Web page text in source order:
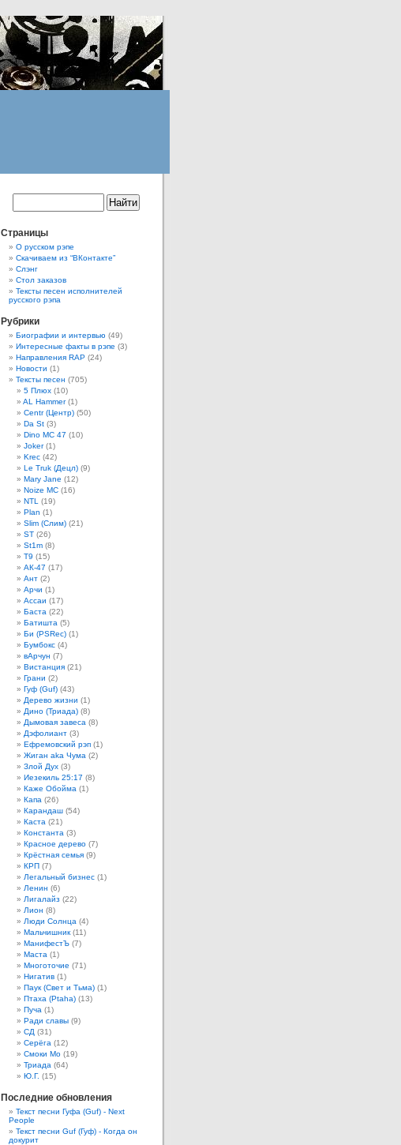
Страницы
О русском рэпе
Скачиваем из “ВКонтакте”
Слэнг
Стол заказов
Тексты песен исполнителей
русского рэпа
Рубрики
Биографии и интервью (49)
Интересные факты в рэпе (3)
Направления RAP (24)
Новости (1)
Тексты песен (705)
5 Плюх (10)
AL Hammer(1)
Centr (Центр) (50)
Da St (3)
Dino MC 47 (10)
Joker(1)
Krec (42)
Le Truk (Децл) (9)
Mary Jane (12)
Noize MC (16)
NTL
(19)
Plan (1)
Slim (Слим) (21)
ST (26)
St1m (8)
T9 (15)
АК-47 (17)
Ант (2)
Арчи (1)
Ассаи (17)
Баста (22)
Батишта (5)
Би (PSRec) (1)
Бумбокс (4)
вАрчун (7)
Вистанция (21)
Грани (2)
Гуф (Guf) (43)
Дерево жизни (1)
Дино (Триада) (8)
Дымовая завеса (8)
Дэфолиант (3)
Ефремовский рэп (1)
Жиган aka Чума (2)
Злой Дух (3)
Иезекиль 25:17 (8)
Каже Обойма (1)
Капа (26)
Карандаш (54)
Каста (21)
Константа (3)
Красное дерево (7)
Крёстная семья (9)
КРП (7)
Легальный бизнес (1)
Ленин (6)
Лигалайз (22)
Лион (8)
Люди Солнца (4)
Мальчишник (11)
МанифестЪ (7)
Маста (1)
Многоточие (71)
Нигатив (1)
Паук (Свет и Тьма) (1)
Птаха (Ptaha) (13)
Пуча (1)
Ради славы (9)
СД (31)
Серёга (12)
Смоки Мо (19)
Триада (64)
Ю.Г. (15)
Последние обновления
Текст песни Гуфа (Guf) - Next
People
Текст песни Guf (Гуф) - Когда он
докурит